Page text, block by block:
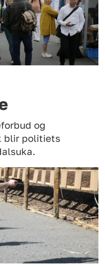
og
blir politiets